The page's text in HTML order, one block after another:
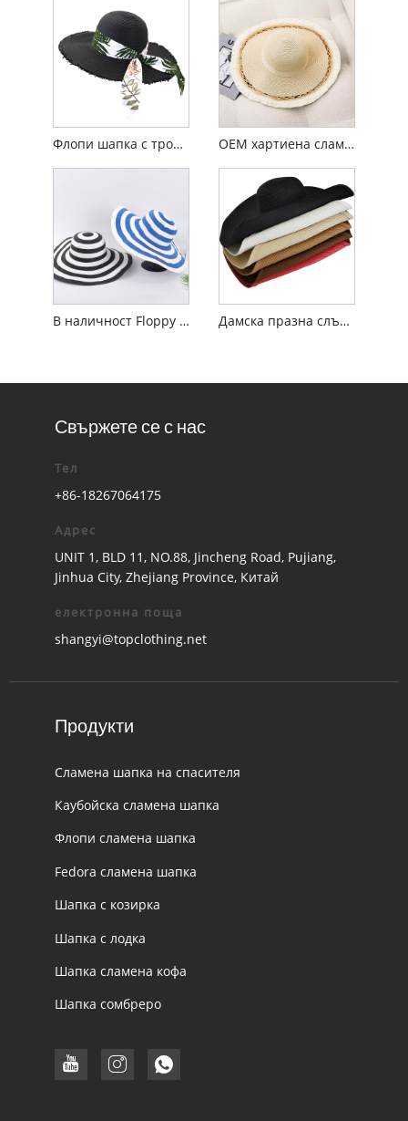
Флопи шапка с тропическа лента за жени OEM хартиена сламена дамска флопи шапка
В наличност Floppy слънчева шапка с райета за дама Дамска празна слънчева шапка с голяма периферия
Свържете се с нас
Тел
+86-18267064175
Адрес
UNIT 1, BLD 11, NO.88, Jincheng Road, Pujiang,
Jinhua City, Zhejiang Province, Китай
електронна поща
shangyi@topclothing.net
Продукти
Сламена шапка на спасителя
Каубойска сламена шапка
Флопи сламена шапка
Fedora сламена шапка
Шапка с козирка
Шапка с лодка
Шапка сламена кофа
Шапка сомбреро